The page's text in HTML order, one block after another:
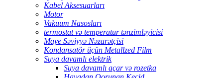
Kabel Aksesuarları
Motor
Vakuum Nasosları
termostat və temperatur tənzimləyicisi
Maye Səviyyə Nəzarətçisi
Kondansatör üçün Metallzed Film
Suya davamlı elektrik
Suya davamlı açar və rozetka